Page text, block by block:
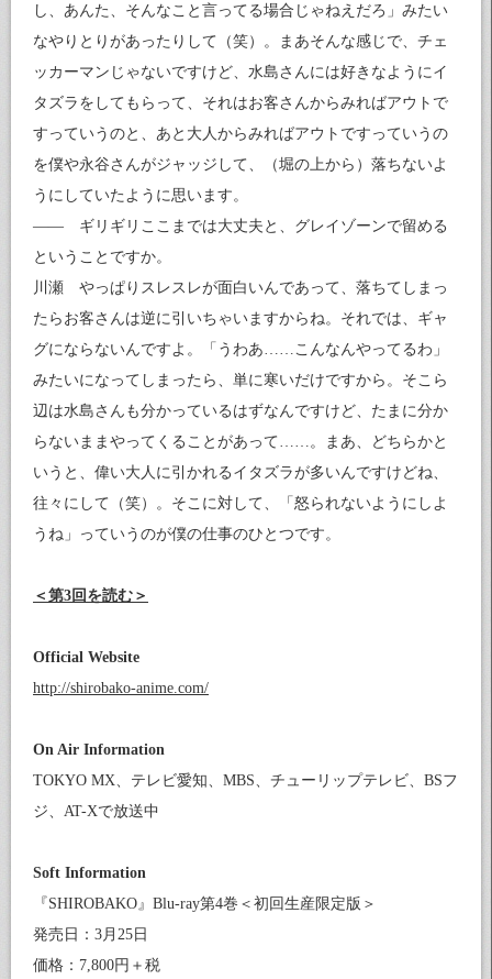
し、あんた、そんなこと言ってる場合じゃねえだろ」みたい
なやりとりがあったりして（笑）。まあそんな感じで、チェ
ッカーマンじゃないですけど、水島さんには好きなようにイ
タズラをしてもらって、それはお客さんからみればアウトで
すっていうのと、あと大人からみればアウトですっていうの
を僕や永谷さんがジャッジして、（堀の上から）落ちないよ
うにしていたように思います。
—— ギリギリここまでは大丈夫と、グレイゾーンで留める
ということですか。
川瀬 やっぱりスレスレが面白いんであって、落ちてしまっ
たらお客さんは逆に引いちゃいますからね。それでは、ギャ
グにならないんですよ。「うわあ……こんなんやってるわ」
みたいになってしまったら、単に寒いだけですから。そこら
辺は水島さんも分かっているはずなんですけど、たまに分か
らないままやってくることがあって……。まあ、どちらかと
いうと、偉い大人に引かれるイタズラが多いんですけどね、
往々にして（笑）。そこに対して、「怒られないようにしよ
うね」っていうのが僕の仕事のひとつです。
＜第3回を読む＞
Official Website
http://shirobako-anime.com/
On Air Information
TOKYO MX、テレビ愛知、MBS、チューリップテレビ、BSフ
ジ、AT-Xで放送中
Soft Information
『SHIROBAKO』Blu-ray第4巻＜初回生産限定版＞
発売日：3月25日
価格：7,800円＋税